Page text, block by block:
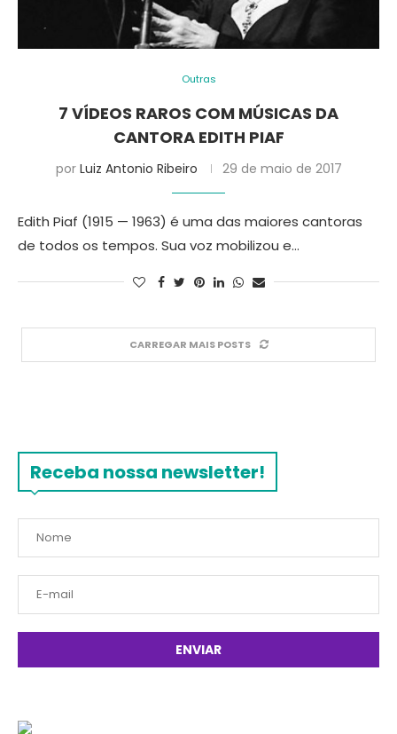
Outras
7 VÍDEOS RAROS COM MÚSICAS DA
CANTORA EDITH PIAF
por Luiz Antonio Ribeiro 29 de maio de 2017
Edith Piaf (1915 — 1963) é uma das maiores cantoras
de todos os tempos. Sua voz mobilizou e…
CARREGAR MAIS POSTS
Receba nossa newsletter!